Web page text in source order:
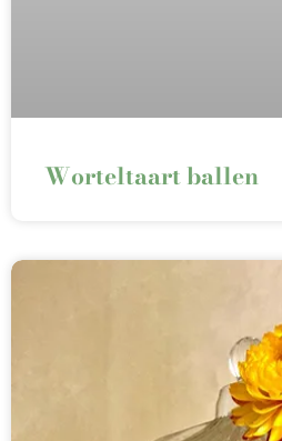
Worteltaart ballen